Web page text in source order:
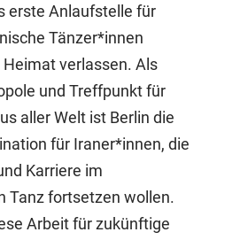
erste Anlaufstelle für
Tänzer*innen
verlassen. Als
und Treffpunkt für
aller Welt ist Berlin die
für Iraner*innen, die
Karriere im
Tanz fortsetzen wollen.
Arbeit für zukünftige